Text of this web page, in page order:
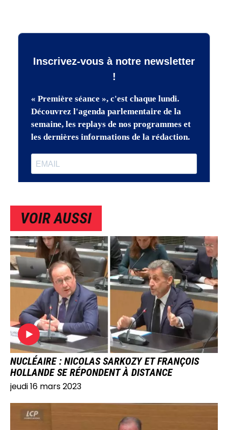
VOIR AUSSI
IMAGE
NUCLÉAIRE : NICOLAS SARKOZY ET FRANÇOIS
HOLLANDE SE RÉPONDENT À DISTANCE
jeudi 16 mars 2023
IMAGE